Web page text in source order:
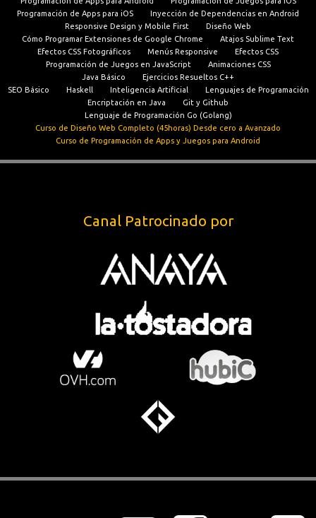
Programación de Apps para iOS
Inyección de Dependencias en Android
Responsive Design y Mobile First
Diseño Web
Cómo Programar Extensiones de Google Chrome
Atajos Sublime Text
Efectos CSS Fotográficos
Menús Responsive
Efectos CSS
Programación de Juegos en JavaScript
Animaciones CSS
Java Básico
Ejercicios Resueltos C++
SEO Básico
Haskell Inteligencia Artificial
Lenguajes de Programación
Encriptación en Java
Git y Github
Lenguaje de Programación Go (Golang)
Curso de Diseño Web Completo (45horas) Desde cero a Avanzado
Curso de Programación de Apps y Juegos para Android
Canal Patrocinado por